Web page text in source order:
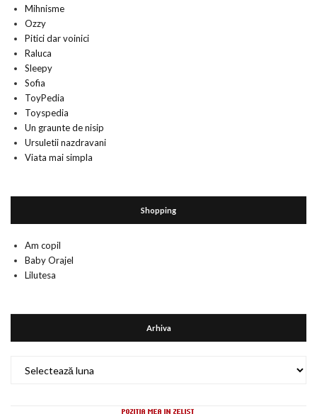
Mihnisme
Ozzy
Pitici dar voinici
Raluca
Sleepy
Sofia
ToyPedia
Toyspedia
Un graunte de nisip
Ursuletii nazdravani
Viata mai simpla
Shopping
Am copil
Baby Orajel
Lilutesa
Arhiva